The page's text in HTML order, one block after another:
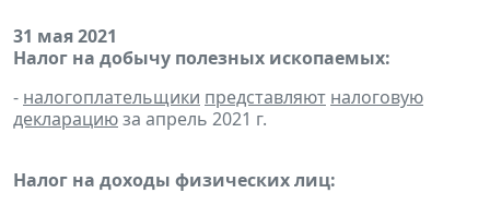
31 мая 2021
Налог на добычу полезных ископаемых:
- налогоплательщики представляют налоговую
декларациюза апрель 2021 г.
Налог на доходы физических лиц: